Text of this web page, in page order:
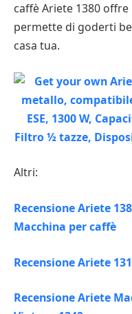
caffè Ariete 1380
permette di goderti
casa tua.
Altri:
Recensione Ariete
Macchina per caffè
Recensione Ariete
Recensione Ariete